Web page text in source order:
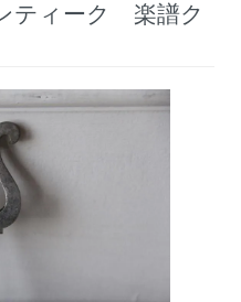
ティーク 楽譜ク